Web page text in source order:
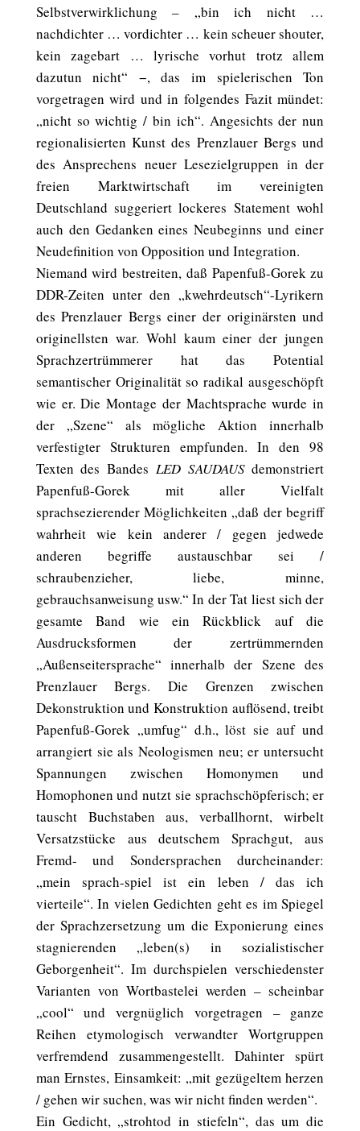
Selbstverwirklichung – „bin ich nicht …
nachdichter … vordichter … kein scheuer shouter,
kein zagebart … lyrische vorhut trotz allem
dazutun nicht“ −, das im spielerischen Ton
vorgetragen wird und in folgendes Fazit mündet:
„nicht so wichtig / bin ich“. Angesichts der nun
regionalisierten Kunst des Prenzlauer Bergs und
des Ansprechens neuer Lesezielgruppen in der
freien Marktwirtschaft im vereinigten
Deutschland suggeriert lockeres Statement wohl
auch den Gedanken eines Neubeginns und einer
Neudefinition von Opposition und Integration.
Niemand wird bestreiten, daß Papenfuß-Gorek zu
DDR-Zeiten unter den „kwehrdeutsch“-Lyrikern
des Prenzlauer Bergs einer der originärsten und
originellsten war. Wohl kaum einer der jungen
Sprachzertrümmerer hat das Potential
semantischer Originalität so radikal ausgeschöpft
wie er. Die Montage der Machtsprache wurde in
der „Szene“ als mögliche Aktion innerhalb
verfestigter Strukturen empfunden. In den 98
Texten des Bandes LED SAUDAUSdemonstriert
Papenfuß-Gorek mit aller Vielfalt
sprachsezierender Möglichkeiten „daß der begriff
wahrheit wie kein anderer / gegen jedwede
anderen begriffe austauschbar sei /
schraubenzieher, liebe, minne,
gebrauchsanweisung usw.“ In der Tat liest sich der
gesamte Band wie ein Rückblick auf die
Ausdrucksformen der zertrümmernden
„Außenseitersprache“ innerhalb der Szene des
Prenzlauer Bergs. Die Grenzen zwischen
Dekonstruktion und Konstruktion auflösend, treibt
Papenfuß-Gorek „umfug“ d.h., löst sie auf und
arrangiert sie als Neologismen neu; er untersucht
Spannungen zwischen Homonymen und
Homophonen und nutzt sie sprachschöpferisch; er
tauscht Buchstaben aus, verballhornt, wirbelt
Versatzstücke aus deutschem Sprachgut, aus
Fremd- und Sondersprachen durcheinander:
„mein sprach-spiel ist ein leben / das ich
vierteile“. In vielen Gedichten geht es im Spiegel
der Sprachzersetzung um die Exponierung eines
stagnierenden „leben(s) in sozialistischer
Geborgenheit“. Im durchspielen verschiedenster
Varianten von Wortbastelei werden – scheinbar
„cool“ und vergnüglich vorgetragen – ganze
Reihen etymologisch verwandter Wortgruppen
verfremdend zusammengestellt. Dahinter spürt
man Ernstes, Einsamkeit: „mit gezügeltem herzen
/ gehen wir suchen, was wir nicht finden werden“.
Ein Gedicht, „strohtod in stiefeln“, das um die